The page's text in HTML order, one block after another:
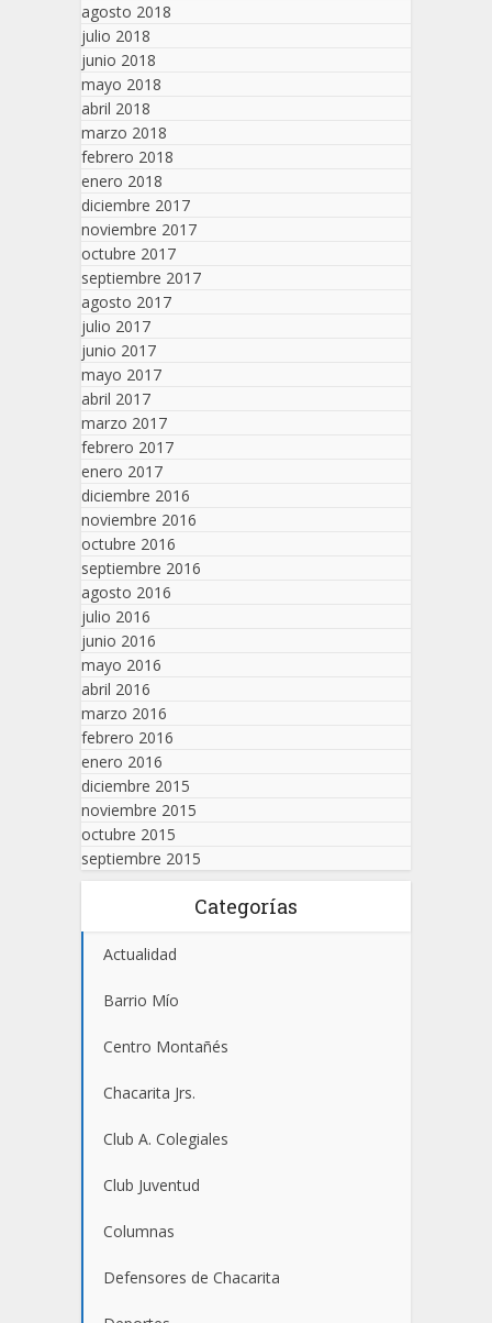
agosto 2018
julio 2018
junio 2018
mayo 2018
abril 2018
marzo 2018
febrero 2018
enero 2018
diciembre 2017
noviembre 2017
octubre 2017
septiembre 2017
agosto 2017
julio 2017
junio 2017
mayo 2017
abril 2017
marzo 2017
febrero 2017
enero 2017
diciembre 2016
noviembre 2016
octubre 2016
septiembre 2016
agosto 2016
julio 2016
junio 2016
mayo 2016
abril 2016
marzo 2016
febrero 2016
enero 2016
diciembre 2015
noviembre 2015
octubre 2015
septiembre 2015
Categorías
Actualidad
Barrio Mío
Centro Montañés
Chacarita Jrs.
Club A. Colegiales
Club Juventud
Columnas
Defensores de Chacarita